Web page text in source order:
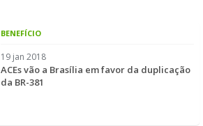
BENEFÍCIO
19 jan 2018
ACEs vão a Brasília em favor da duplicação
da BR-381